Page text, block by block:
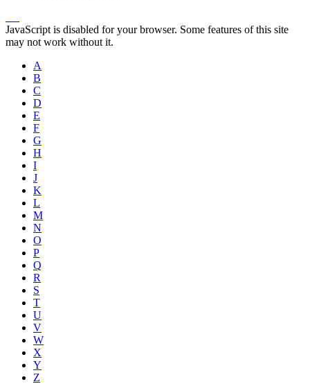
JavaScript is disabled for your browser. Some features of this site
may not work without it.
A
B
C
D
E
F
G
H
I
J
K
L
M
N
O
P
Q
R
S
T
U
V
W
X
Y
Z